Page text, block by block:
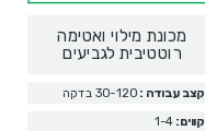
מכונת מילוי ואטימה
רוטטיבית לגביעים
קצב עבודה : 30-120 בדקה
קווים: 1-4